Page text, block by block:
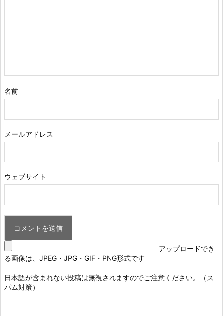
名前
メールアドレス
ウェブサイト
アップロードでき
る画像は、JPEG・JPG・GIF・PNG形式です
日本語が含まれない投稿は無視されますのでご注意ください。（ス
パム対策）